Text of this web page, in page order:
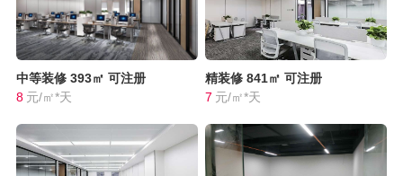
中等装修 393㎡ 可注册
8 元/㎡*天
精装修 841㎡ 可注册
7 元/㎡*天